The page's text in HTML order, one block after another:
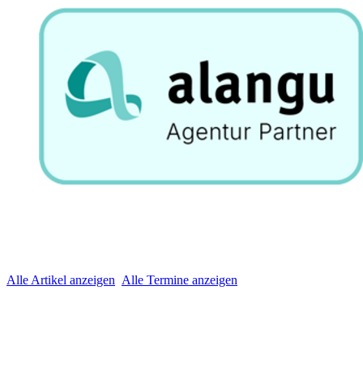
Alle Artikel anzeigen Alle Termine anzeigen